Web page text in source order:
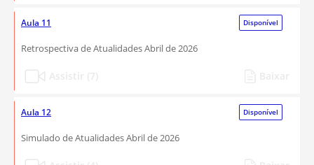
Aula 11 Disponível
Retrospectiva de Atualidades Abril de 2026
Aula 12 Disponível
Simulado de Atualidades Abril de 2026